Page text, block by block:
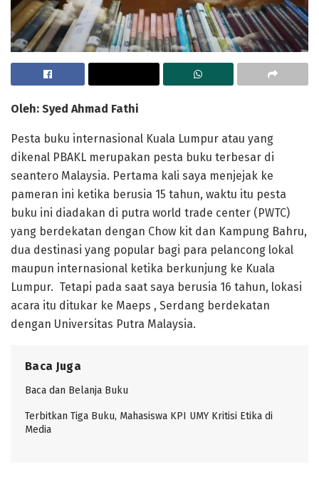
Oleh: Syed Ahmad Fathi
Pesta buku internasional Kuala Lumpur atau yang
dikenal PBAKL merupakan pesta buku terbesar di
seantero Malaysia. Pertama kali saya menjejak ke
pameran ini ketika berusia 15 tahun, waktu itu pesta
buku ini diadakan di putra world trade center (PWTC)
yang berdekatan dengan Chow kit dan Kampung Bahru,
dua destinasi yang popular bagi para pelancong lokal
maupun internasional ketika berkunjung ke Kuala
Lumpur. Tetapi pada saat saya berusia 16 tahun, lokasi
acara itu ditukar ke Maeps , Serdang berdekatan
dengan Universitas Putra Malaysia.
Baca Juga
Baca dan Belanja Buku
Terbitkan Tiga Buku, Mahasiswa KPI UMY Kritisi Etika di
Media